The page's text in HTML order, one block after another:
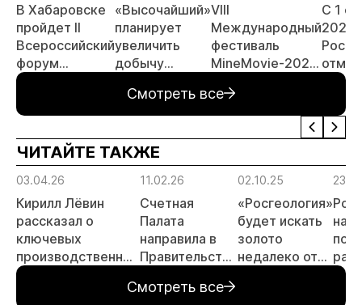
В Хабаровске
пройдет II
Всероссийский
форум
«Россыпное
России»
«Высочайший»
планирует
увеличить
добычу
тонн в 2026
году
VIII
Международный
фестиваль
MineMovie-2026
заявок
С 1
2026
МСБ
Смотреть все
ЧИТАЙТЕ ТАКЖЕ
03.04.26
Кирилл Лёвин
рассказал о
ключевых
производственных
результатах
11.02.26
Счетная
Палата
направила в
Правительство
по
02.10.25
«Росгеология»
будет искать
золото
недалеко от
Смотреть все